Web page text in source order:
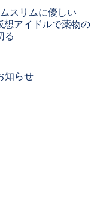
スリムに優しい
想アイドルで薬物の
る
知らせ